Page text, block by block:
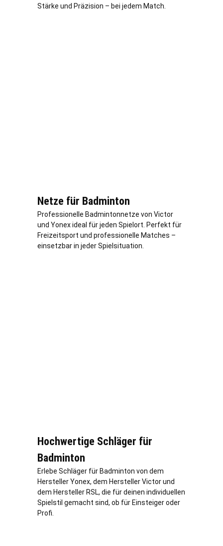
Stärke und Präzision – bei jedem Match.
Netze für Badminton
Professionelle Badmintonnetze von Victor
und Yonex ideal für jeden Spielort. Perfekt für
Freizeitsport und professionelle Matches –
einsetzbar in jeder Spielsituation.
Hochwertige Schläger für
Badminton
Erlebe Schläger für Badminton von dem
Hersteller Yonex, dem Hersteller Victor und
dem Hersteller RSL, die für deinen individuellen
Spielstil gemacht sind, ob für Einsteiger oder
Profi.